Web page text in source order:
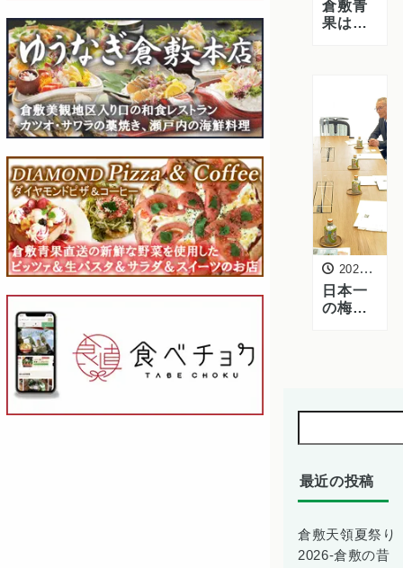
倉敷青
果は健
した
2025年3月6日
日本一
の梅の
皆様が
されま
最近の投稿
倉敷天領夏祭り
2026-倉敷の昔